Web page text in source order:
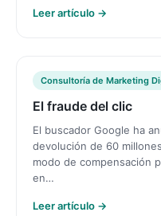
Leer artículo →
Consultoría de Marketing
El fraude del clic
El buscador Google ha
devolución de 60
modo de compensación
en…
Leer artículo →